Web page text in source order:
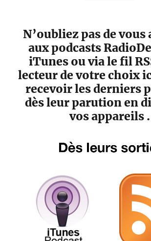
N’oubliez pas de vous
aux podcasts
iTunes ou via le fil
lecteur de votre choix
recevoir les derniers
dès leur parution en
vos appareils .